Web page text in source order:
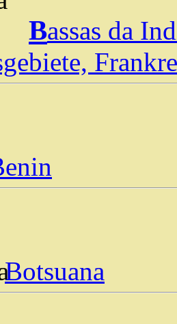
Bassas da
Botsuana